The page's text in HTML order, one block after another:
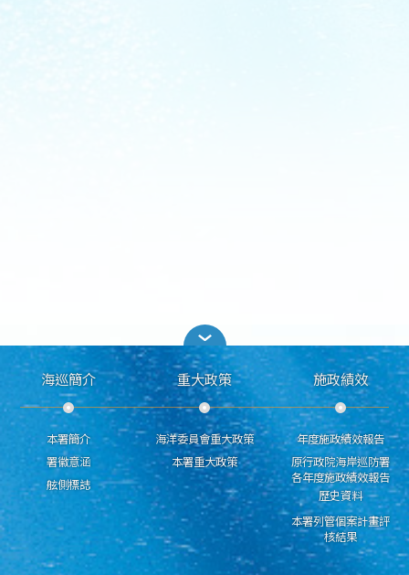
海巡簡介
本署簡介
署徽意涵
舷側標誌
重大政策
海洋委員會重大政策
本署重大政策
施政績效
年度施政績效報告
原行政院海岸巡防署
各年度施政績效報告
歷史資料
本署列管個案計畫評
核結果